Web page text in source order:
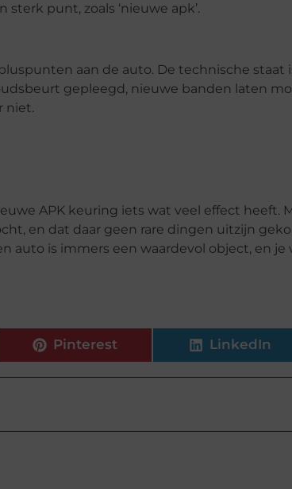
punt, zoals ‘nieuwe apk’.
aan de auto. De technische staat
gepleegd, nieuwe banden laten
niet.
APK keuring iets wat veel effect heeft.
en dat daar geen rare dingen uitzijn
auto is immers een waardevol object, en
Pinterest LinkedIn